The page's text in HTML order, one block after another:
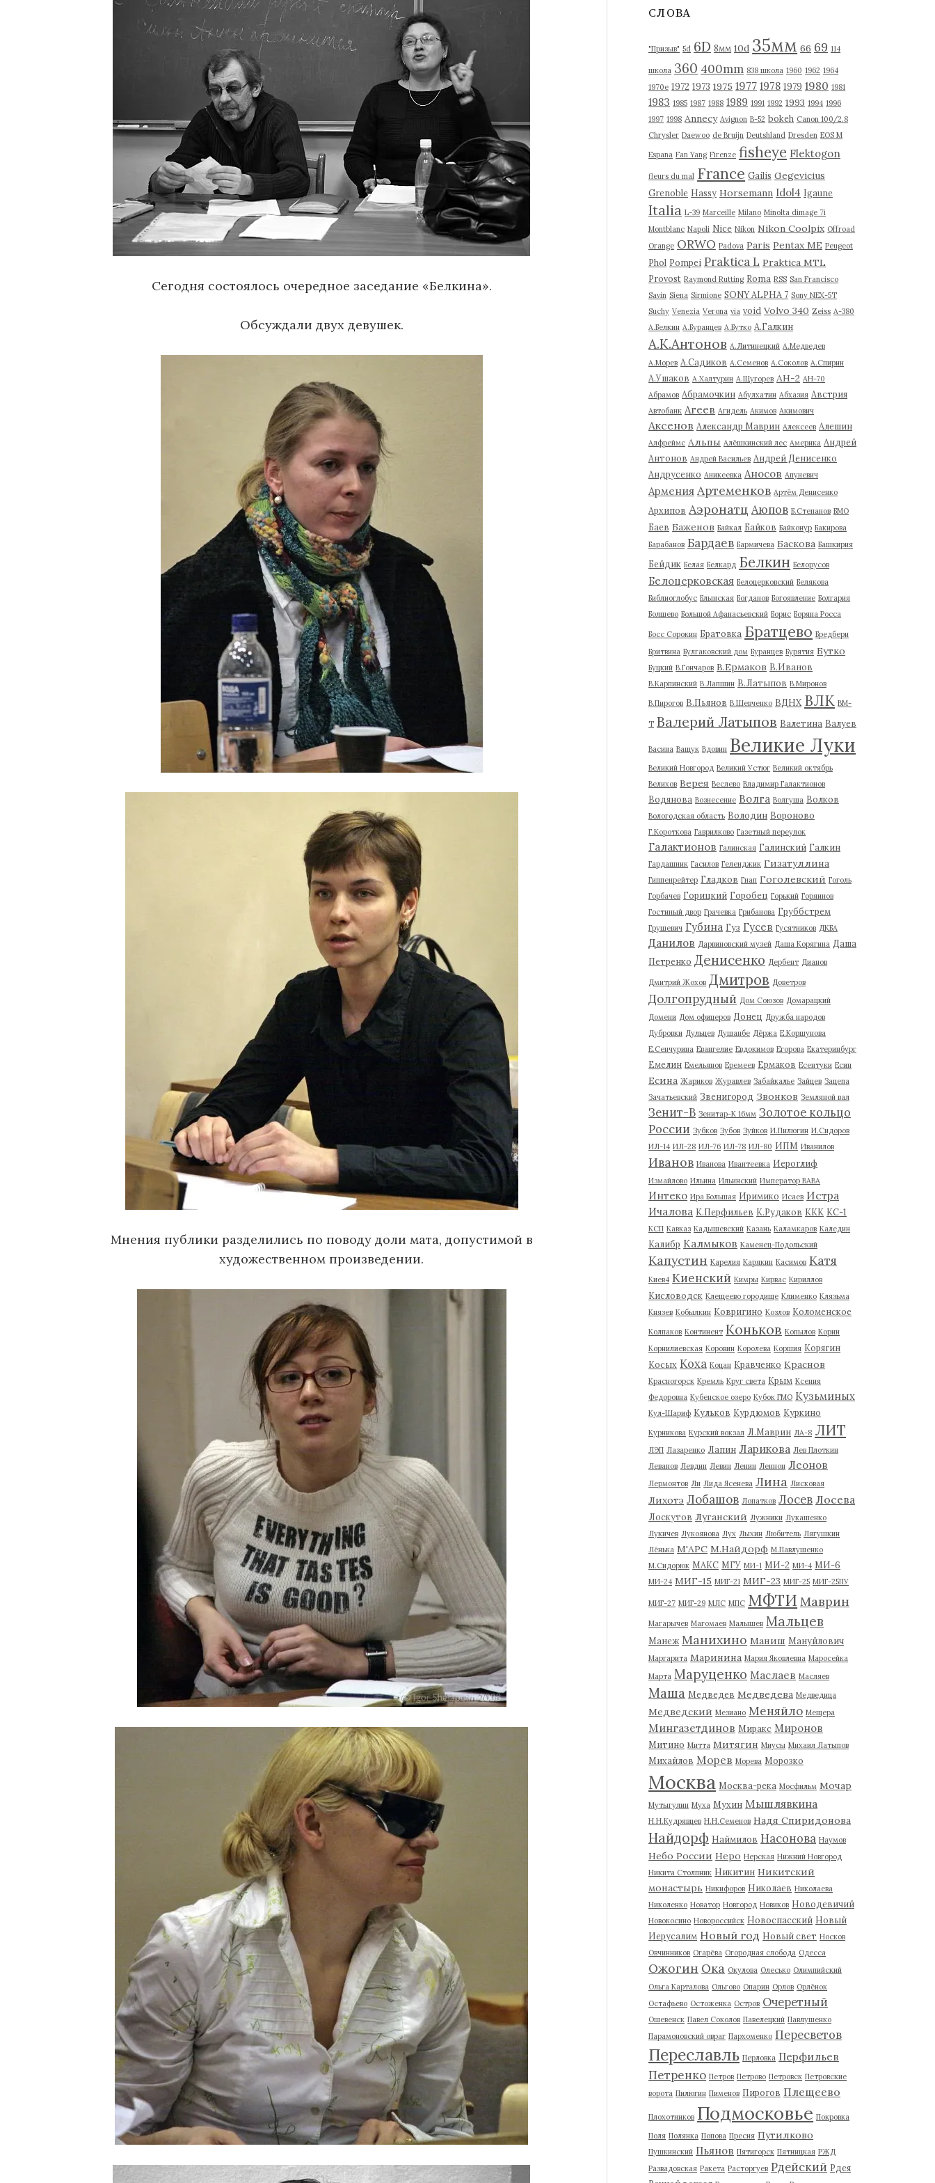
Сегодня состоялось очередное заседание «Белкина».
Обсуждали двух девушек.
Мнения публики разделились по поводу доли мата, допустимой в
художественном произведении.
в
СЛОВА
"Призыв" 5d 6D 8мм 10d 35мм 66 69 114
школа 360 400mm 838 школа 1960 1962 1964
1970е 1972 1973 1975 1977 1978 1979 1980 1981
1983 1985 1987 1988 1989 1991 1992 1993 1994 1996
1997 1998 Annecy Avignon B-52 bokeh Canon 100/2.8
Chrysler Daewoo de Bruijn Deutshland Dresden EOS M
Espana Fan Yang Firenze fisheye Flektogon
fleurs du mal France Gailis Gegevicius
Grenoble Hassy Horsemann Idol4 Igaune
Italia L-39 Marceille Milano Minolta dimage 7i
Montblanc Napoli Nice Nikon Nikon Coolpix Offroad
Orange ORWO Padova Paris Pentax ME Peugeot
Phol Pompei Praktica L Praktica MTL
Provost Raymond Rutting Roma RSS San Francisco
Savin Siena Sirmione SONY ALPHA 7 Sony NEX-5T
Suchy Venezia Verona via void Volvo 340 Zeiss А-380
А.Белкин А.Буранцев А.Бутко А.Галкин
А.К.Антонов А.Литинецкий А.Медведев
А.Морев А.Садиков А.Семенов А.Соколов А.Спирин
А.Ушаков А.Халтурин А.Щугорев АН-2 АН-70
Абрамов Абрамочкин Абулхатин Абхазия Австрия
Автобанк Агеев Агидель Акимов Акимович
Аксенов Александр Маврин Алексеев Алешин
Алфреймс Альпы Алёшкинский лес Америка Андрей
Антонов Андрей Васильев Андрей Денисенко
Андрусенко Аникеевка Аносов Апуневич
Армения Артеменков Артём Денисенко
Архипов Аэронатц Аюпов Б.Степанов БМО
Баев Баженов Байкал Байков Байконур Бакирова
Барабанов Бардаев Бармичева Баскова Башкирия
Бейдик Белая Белкард Белкин Белорусов
Белоцерковская Белоцерковский Белякова
Библиоглобус Блынская Богданов Богоявление Болгария
Болшево Большой Афанасьевский Борис Боряна Росса
Босс Сорокин Братовка Братцево Бредбери
Бритвина Булгаковский дом Буранцев Бурятия Бутко
Буцкий В.Гончаров В.Ермаков В.Иванов
В.Карпинский В.Лапшин В.Латыпов В.Миронов
В.Пирогов В.Пьянов В.Шевченко ВДНХ ВЛК ВМ-
Т Валерий Латыпов Валетина Валуев
Васина Ващук Вдовин Великие Луки
Великий Новгород Великий Устюг Великий октябрь
Велихов Верея Веслево Владимир Галактионов
Водянова Вознесение Волга Волгуша Волков
Вологодская область Володин Вороново
Г.Короткова Гаврилково Газетный переулок
Галактионов Галинская Галинский Галкин
Гардашник Гасилов Геленджик Гизатуллина
Гиппенрейтер Гладков Гнап Гоголевский Гоголь
Горбачев Горицкий Горобец Горький Горяинов
Гостиный двор Грачевка Грибанова Груббстрем
Грушевич Губина Гуз Гусев Гусятников ДКБА
Данилов Дарвиновский музей Даша Корягина Даша
Петренко Денисенко Дербент Дианов
Дмитрий Жохов Дмитров Доветров
Долгопрудный Дом Союзов Домарацкий
Домени Дом офицеров Донец Дружба народов
Дубровки Дульцев Душанбе Дёржа Е.Коршунова
Е.Сенчурина Евангелие Евдокимов Егорова Екатеринбург
Емелин Емельянов Еремеев Ермаков Есентуки Есин
Есина Жариков Журавлев Забайкалье Зайцев Зацепа
Зачатьевский Звенигород Звонков Земляной вал
Зенит-В Зенитар-К 16мм Золотое кольцо
России Зубков Зубов Зуйков И.Пилюгин И.Сидоров
ИЛ-14 ИЛ-28 ИЛ-76 ИЛ-78 ИЛ-80 ИПМ Иванилов
Иванов Иванова Ивантеевка Иероглиф
Измайлово Ильина Ильинский Император ВАВА
Интеко Ира Большая Иримико Исаев Истра
Ичалова К.Перфильев К.Рудаков ККК КС-1
КСП Кавказ Кадышевский Казань Каламкаров Каледин
Калибр Калмыков Каменец-Подольский
Капустин Карелия Карякин Касимов Катя
Киев4 Киенский Кимры Кирвас Кириллов
Кисловодск Клещеево городище Клименко Клязьма
Князев Кобылкин Ковригино Козлов Коломенское
Колпаков Континент Коньков Копылов Корин
Корнилиевская Коровин Королева Коршия Корягин
Косых Коха Коцан Кравченко Краснов
Красногорск Кремль Круг света Крым Ксения
Федоровна Кубенское озеро Кубок ГМО Кузьминых
Кул-Шариф Кульков Курдюмов Куркино
Курникова Курский вокзал Л.Маврин ЛА-8 ЛИТ
ЛЭП Лазаренко Лапин Ларикова Лев Плоткин
Леванов Левдин Левин Ленин Леннон Леонов
Лермонтов Ли Лида Ясенева Лина Лисковая
Лихотэ Лобашов Лопатков Лосев Лосева
Лоскутов Луганский Лужники Лукашенко
Лукичев Лукоянова Лух Лыхин Любитель Лягушкин
Лёнька М'АРС М.Найдорф М.Павлушенко
М.Сидорюк МАКС МГУ МИ-1 МИ-2 МИ-4 МИ-6
МИ-24 МИГ-15 МИГ-21 МИГ-23 МИГ-25 МИГ-25ПУ
МИГ-27 МИГ-29 МЛС МПС МФТИ Маврин
Магарычев Магомаев Малышев Мальцев
Манеж Манихино Маниш Мануйлович
Маргарита Маринина Мария Яковлевна Маросейка
Марта Маруценко Маслаев Масляев
Маша Медведев Медведева Медведица
Медведский Мезиано Меняйло Мещера
Мингазетдинов Миракс Миронов
Митино Митта Митягин Миусы Михаил Латыпов
Михайлов Морев Морева Морозко
Москва Москва-река Мосфильм Мочар
Мутыгулин Муха Мухин Мышлявкина
Н.Н.Кудрявцев Н.Н.Семенов Надя Спиридонова
Найдорф Наймилов Насонова Наумов
Небо России Неро Нерская Нижний Новгород
Никита Столпник Никитин Никитский
монастырь Никифоров Николаев Николаева
Николенко Новатор Новгород Новиков Новодевичий
Новокосино Новороссийск Новоспасский Новый
Иерусалим Новый год Новый свет Носков
Овчинников Огарёва Огородная слобода Одесса
Ожогин Ока Окулова Олесько Олимпийский
Ольга Карталова Ольгово Опарин Орлов Орлёнок
Остафьево Остоженка Остров Очеретный
Ошевенск Павел Соколов Павелецкий Павлушенко
Парамоновский овраг Пархоменко Пересветов
Переславль Перловка Перфильев
Петренко Петров Петрово Петровск Петровские
ворота Пилюгин Пименов Пирогов Плещеево
Плохотников Подмосковье Покровка
Поля Полянка Попова Пресня Путилково
Пушкинский Пьянов Пятигорск Пятницкая РЖД
Развадовская Ракета Расторгуев Рдейский Рдея